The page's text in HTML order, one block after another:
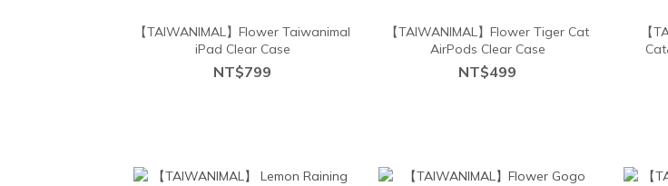
【TAIWANIMAL】Flower Taiwanimal
iPad Clear Case
NT$799
【TAIWANIMAL】Flower Tiger Cat
AirPods Clear Case
NT$499
【